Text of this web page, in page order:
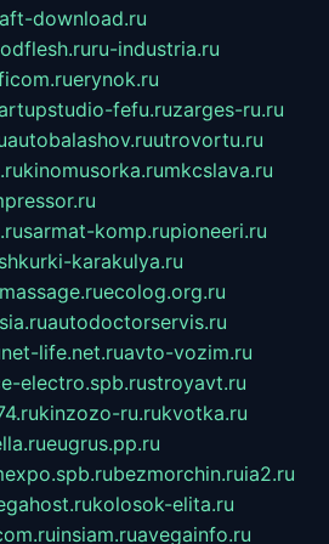
download.ru
ru-industria.ru
erynok.ru
fefu.ruzarges-ru.ru
autobalashov.ruutrovortu.ru
kinomusorka.rumkcslava.ru
sarmat-komp.rupioneeri.ru
shkurki-karakulya.ru
ecolog.org.ru
autodoctorservis.ru
net-life.net.ruavto-vozim.ru
electro.spb.rustroyavt.ru
kinzozo-ru.rukvotka.ru
eugrus.pp.ru
bezmorchin.ruia2.ru
kolosok-elita.ru
insiam.ruavegainfo.ru